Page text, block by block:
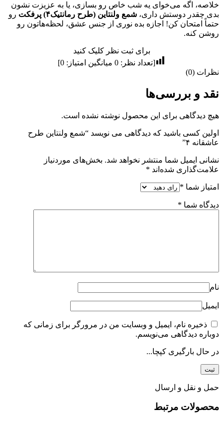
خلاصه، اگه می‌خوای یه شب خاص رو بسازی، یا به عزیزت نشون
بدی چقدر دوستش داری، شمع ولنتاین (طرح رمانتیک۴) پرفکت
رو
حتماً امتحان کن! اجازه بده نوری از جنس عشق، لحظه‌هاتون رو
روشن کنه.
برای ثبت نظر کلیک کنید
[تعداد نظر: 0 میانگین امتیاز: 0
]
نظرات (0)
نقد و بررسی‌ها
هیچ دیدگاهی برای این محصول نوشته نشده است.
اولین کسی باشید که دیدگاهی می نویسد “شمع ولنتاین طرح
عاشقانه ۴”
نشانی ایمیل شما منتشر نخواهد شد. بخش‌های موردنیاز
علامت‌گذاری شده‌اند *
امتیاز شما *
دیدگاه شما *
نام
ایمیل
ذخیره نام، ایمیل و وبسایت من در مرورگر برای زمانی که
دوباره دیدگاهی می‌نویسم.
در حال بارگیری کپچا...
حمل و نقل و ارسال
محصولات مرتبط